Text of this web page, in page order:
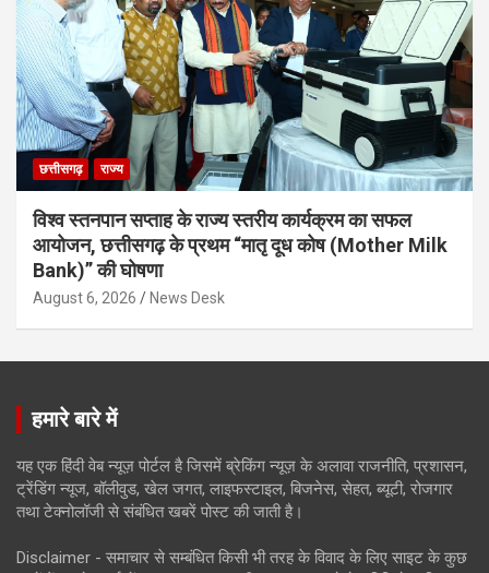
छत्तीसगढ़ राज्य
विश्व स्तनपान सप्ताह के राज्य स्तरीय कार्यक्रम का सफल
आयोजन, छत्तीसगढ़ के प्रथम “मातृ दूध कोष (Mother Milk
Bank)” की घोषणा
August 6, 2026 News Desk
हमारे बारे में
यह एक हिंदी वेब न्यूज़ पोर्टल है जिसमें ब्रेकिंग न्यूज़ के अलावा राजनीति, प्रशासन,
ट्रेंडिंग न्यूज, बॉलीवुड, खेल जगत, लाइफस्टाइल, बिजनेस, सेहत, ब्यूटी, रोजगार
तथा टेक्नोलॉजी से संबंधित खबरें पोस्ट की जाती है।
Disclaimer - समाचार से सम्बंधित किसी भी तरह के विवाद के लिए साइट के कुछ